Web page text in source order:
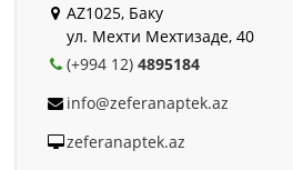
AZ1025, Баку
ул. Мехти Мехтизаде, 40
(+994 12) 4895184
info@zeferanaptek.az
zeferanaptek.az